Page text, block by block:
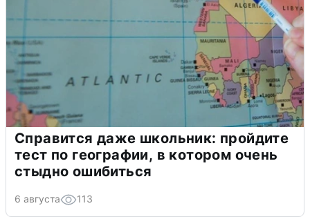
Справится даже школьник: пройдите
тест по географии, в котором очень
стыдно ошибиться
6 августа 113